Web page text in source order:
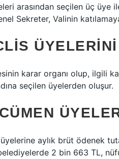
arasından seçilen üç üye
Sekreter, Valinin
karar organı olup, ilgili
seçilen üyelerden oluşur.
aylık brüt ödenek
2 bin 663 TL,